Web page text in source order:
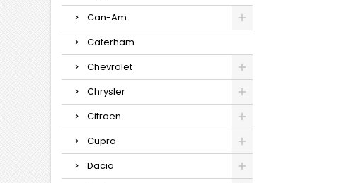
Can-Am
Caterham
Chevrolet
Chrysler
Citroen
Cupra
Dacia